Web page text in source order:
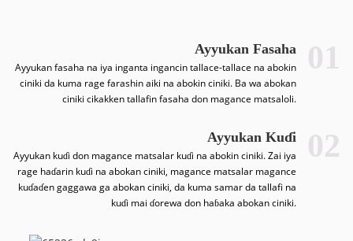
01
Ayyukan Fasaha
Ayyukan fasaha na iya inganta ingancin tallace-tallace na abokin
ciniki da kuma rage farashin aiki na abokin ciniki. Ba wa abokan
ciniki cikakken tallafin fasaha don magance matsaloli.
02
Ayyukan Kuɗi
Ayyukan kuɗi don magance matsalar kuɗi na abokin ciniki. Zai iya
rage haɗarin kuɗi na abokan ciniki, magance matsalar magance
kuɗaɗen gaggawa ga abokan ciniki, da kuma samar da tallafi na
kuɗi mai ɗorewa don haɓaka abokan ciniki.